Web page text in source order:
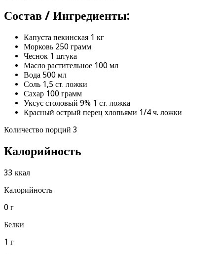
Состав / Ингредиенты:
Капуста пекинская 1 кг
Морковь 250 грамм
Чеснок 1 штука
Масло растительное 100 мл
Вода 500 мл
Соль 1,5 ст. ложки
Сахар 100 грамм
Уксус столовый 9% 1 ст. ложка
Красный острый перец хлопьями 1/4 ч. ложки
Количество порций 3
Калорийность
33 ккал
Калорийность
0 г
Белки
1 г